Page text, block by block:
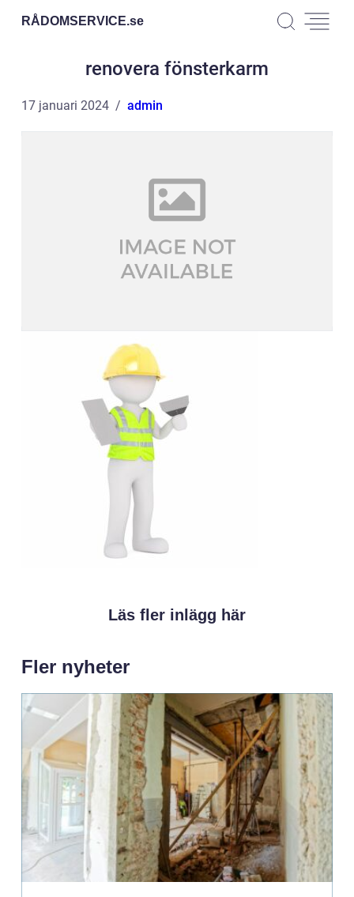
RÅDOMSERVICE.se
renovera fönsterkarm
17 januari 2024 admin
Läs fler inlägg här
Fler nyheter